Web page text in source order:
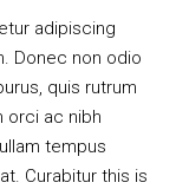
adipiscing
Donec non odio
quis rutrum
orci ac nibh
tempus
Curabitur this is